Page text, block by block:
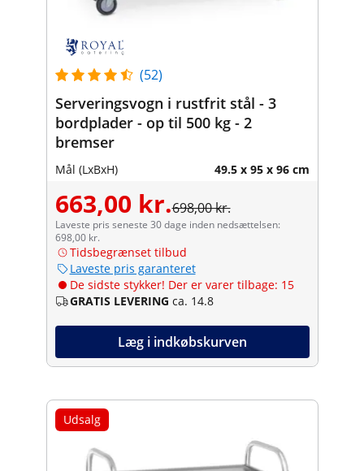
(52)
Serveringsvogn i rustfrit stål - 3
bordplader - op til 500 kg - 2
bremser
Mål (LxBxH) 49.5 x 95 x 96 cm
663,00 kr.698,00 kr.
Laveste pris seneste 30 dage inden nedsættelsen:
698,00 kr.
Tidsbegrænset tilbud
Laveste pris garanteret
De sidste stykker! Der er varer tilbage: 15
GRATIS LEVERING ca. 14.8
Læg i indkøbskurven
Udsalg